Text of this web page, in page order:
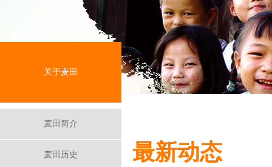
关于麦田
麦田简介
麦田历史 最新动态